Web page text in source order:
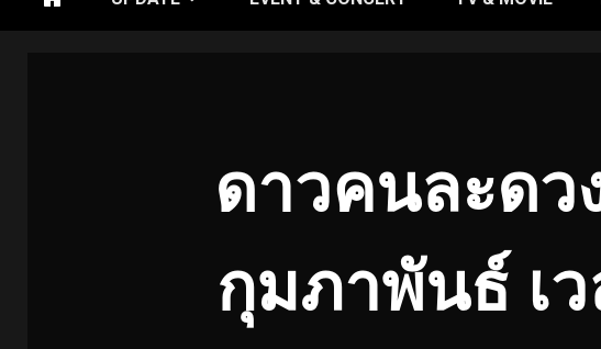
ดาวคนละดว
กุมภาพันธ์ เ